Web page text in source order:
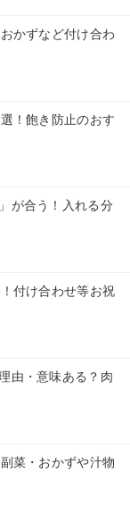
かずなど付け合わ
！飽き防止のおす
が合う！入れる分
付け合わせ等お祝
由・意味ある？肉
菜・おかずや汁物